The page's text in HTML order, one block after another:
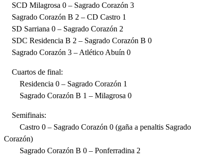
SCD Milagrosa 0 – Sagrado Corazón 3
Sagrado Corazón B 2 – CD Castro 1
SD Sarriana 0 – Sagrado Corazón 2
SDC Residencia B 2 – Sagrado Corazón B 0
Sagrado Corazón 3 – Atlético Abuín 0
Cuartos de final:
Residencia 0 – Sagrado Corazón 1
Sagrado Corazón B 1 – Milagrosa 0
Semifinais:
Castro 0 – Sagrado Corazón 0 (gaña a penaltis Sagrado
Corazón)
Sagrado Corazón B 0 – Ponferradina 2